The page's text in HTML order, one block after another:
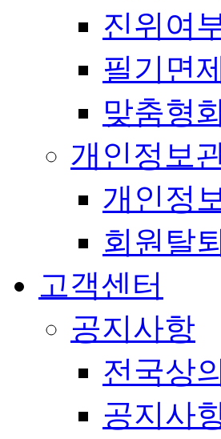
진위여
필기면
맞춤형
개인정보
개인정
회원탈
고객센터
공지사항
전국상
공지사